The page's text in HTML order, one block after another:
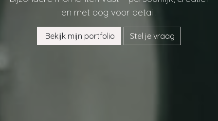
en met oog voor detail.
Bekijk mijn portfolio Stel je vraag